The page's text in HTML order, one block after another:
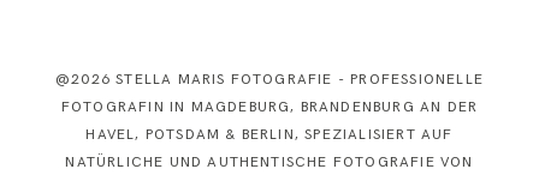
@2026 STELLA MARIS FOTOGRAFIE - PROFESSIONELLE
FOTOGRAFIN IN MAGDEBURG, BRANDENBURG AN DER
HAVEL, POTSDAM & BERLIN, SPEZIALISIERT AUF
NATÜRLICHE UND AUTHENTISCHE FOTOGRAFIE VON